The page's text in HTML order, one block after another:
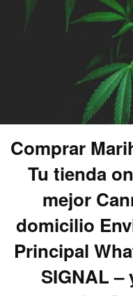
Comprar
Tu tienda
mejor
domicilio
Principal
SIGNAL –